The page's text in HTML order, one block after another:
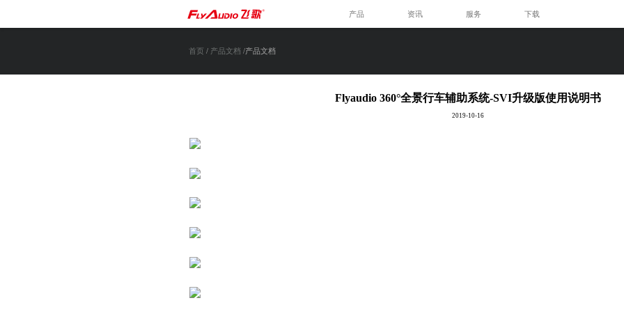
产品 资讯 服务 下载
首页 / 产品文档 /产品文档
Flyaudio 360°全景行车辅助系统-SVI升级版使用说明书
2019-10-16